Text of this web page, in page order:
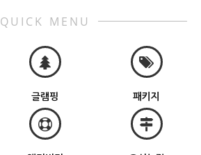
QUICK MENU
글램핑 패키지